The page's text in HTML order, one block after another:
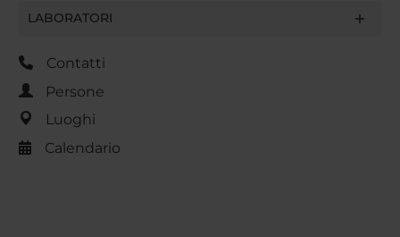
LABORATORI
Contatti
Persone
Luoghi
Calendario